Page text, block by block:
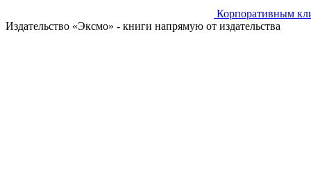
Корпоративным
Издательство «Эксмо» - книги напрямую от издательства